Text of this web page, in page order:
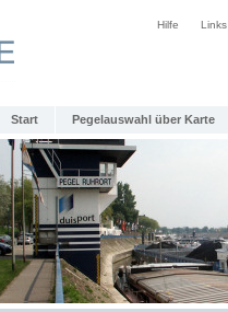
Hilfe Links
Start Pegelauswahl über Karte